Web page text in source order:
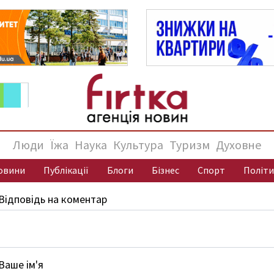
Люди Їжа Наука Культура Туризм Духовне
Публікації Блоги Бізнес Спорт
на коментар
ім'я